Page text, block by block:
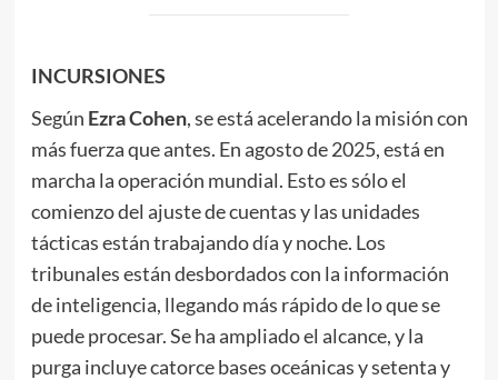
INCURSIONES
Según Ezra Cohen, se está acelerando la misión con
más fuerza que antes. En agosto de 2025, está en
marcha la operación mundial. Esto es sólo el
comienzo del ajuste de cuentas y las unidades
tácticas están trabajando día y noche. Los
tribunales están desbordados con la información
de inteligencia, llegando más rápido de lo que se
puede procesar. Se ha ampliado el alcance, y la
purga incluye catorce bases oceánicas y setenta y